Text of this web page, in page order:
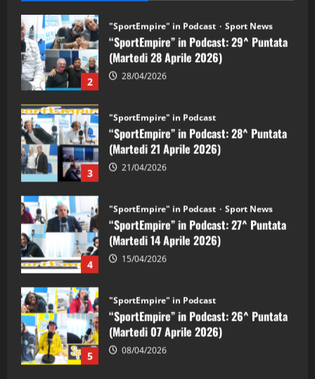
3
"SportEmpire" in Podcast
“SportEmpire” in Podcast: 28^ Puntata
(Martedi 21 Aprile 2026)
21/04/2026
4
"SportEmpire" in Podcast
“SportEmpire” in Podcast: 27^ Puntata
(Martedi 14 Aprile 2026)
15/04/2026
5
"SportEmpire" in Podcast
“SportEmpire” in Podcast: 26^ Puntata
(Martedi 07 Aprile 2026)
08/04/2026
1
"SportEmpire" in Podcast
“SportEmpire” in Podcast: 30^ Puntata
(Martedi 05 Maggio 2026)
08/05/2026